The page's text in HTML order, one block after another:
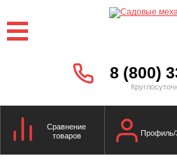
8 (800)
Сравнение
товаров
Профиль/